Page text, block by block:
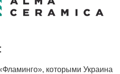
которыми Украина